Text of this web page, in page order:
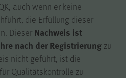
auch wenn er keine
die Erfüllung dieser
Dieser Nachweis ist
nach der Registrierung zu
nicht geführt, ist die
Qualitätskontrolle zu
piwik_ignore
Matomo